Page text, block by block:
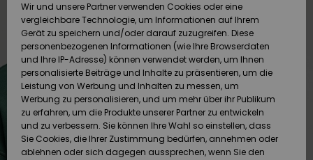
Schuhe&
Flip-Flops
Surf
Snow
Schuhe&
Flip-Flops
Surf
Snow
Highlights
Snow
SURF
Highlights
Community
SNOW
Snow Shop
Damen
Highlights
Community
DOPPELTER
RABATT
Outlet
Frauen
Retouren
Bezahlung
Geschenkkarte
Quiksilver
Freedom
Wir und unsere Partner verwenden Cookies oder eine
vergleichbare Technologie, um Informationen auf Ihrem
Gerät zu speichern und/oder darauf zuzugreifen. Diese
personenbezogenen Informationen (wie Ihre Browserdaten
und Ihre IP-Adresse) können verwendet werden, um Ihnen
personalisierte Beiträge und Inhalte zu präsentieren, um die
Leistung von Werbung und Inhalten zu messen, um
Werbung zu personalisieren, und um mehr über ihr Publikum
zu erfahren, um die Produkte unserer Partner zu entwickeln
und zu verbessern. Sie können Ihre Wahl so einstellen, dass
Sie Cookies, die Ihrer Zustimmung bedürfen, annehmen oder
ablehnen oder sich dagegen aussprechen, wenn Sie den